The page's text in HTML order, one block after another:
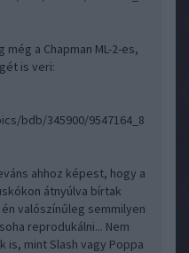
a Chapman ML-2-es,
is veri:
bdb/345900/9547164_8
ahhoz képest, hogy a
átnyúlva bírtak
valószínűleg semmilyen
reprodukálni... Nem
is, mint Slash vagy Poppa